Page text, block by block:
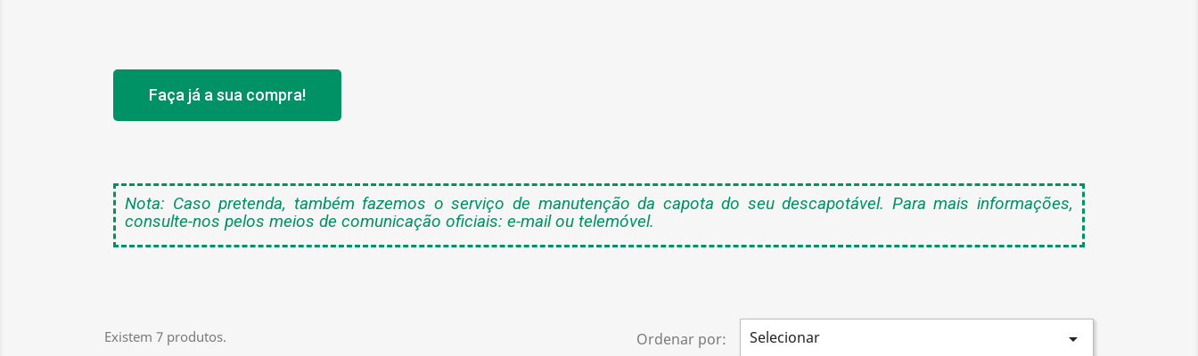
Faça já a sua compra!
Nota: Caso pretenda, também fazemos o serviço de manutenção da capota do seu descapotável. Para mais informações,
consulte-nos pelos meios de comunicação oficiais: e-mail ou telemóvel.
Existem 7 produtos. Ordenar por: Selecionar 